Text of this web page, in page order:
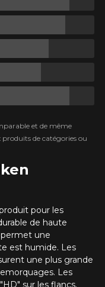
pour les
de haute
permet une
est humide. Les
une plus grande
Les
sur les flancs.
et de même
de catégories ou